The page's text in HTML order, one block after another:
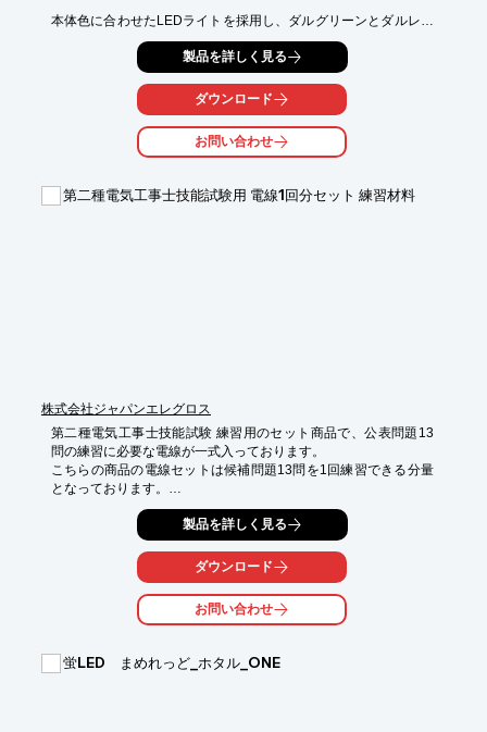
本体色に合わせたLEDライトを採用し、ダルグリーンとダルレッ
2色をラインアップ。この他、「ボールクイックキャッチャー」
取り扱っております。
ご拡売にお役立いただけるよう、専用ハンギング台紙もご用意し
ていますので、
【電ドラボール 仕様（一部）】
製品を詳しく見る
ダウンロード
お問い合わせ
第二種電気工事士技能試験用 電線1回分セット 練習材料
株式会社ジャパンエレグロス
第二種電気工事士技能試験 練習用のセット商品で、公表問題13
問の練習に必要な電線が一式入っております。
こちらの商品の電線セットは候補問題13問を1回練習できる分量
となっております。
「電線のみが必要」な方は当商品のような電線のみのセットをお
選びいただけます。
「配線器具のみが必要」「電線と配線器具どちらも必要」であれ
ば当店の他セット商品からお選び頂けますので、お客様のご都合
に合わせてご検討下さい。また、工具を持っていない方向けの
「工具付き材料セット」も販売しております。
リーズ本店」とは当店の公式サイトです。
製品を詳しく見る
ダウンロード
お問い合わせ
蛍LED まめれっど_ホタル_ONE